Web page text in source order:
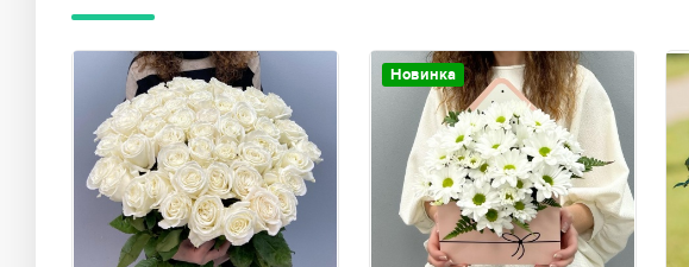
Новинка